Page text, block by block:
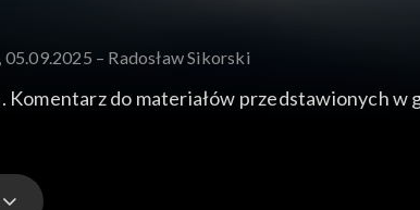
05.09.2025 – Radosław Sikorski
Komentarz do materiałów przedstawionych